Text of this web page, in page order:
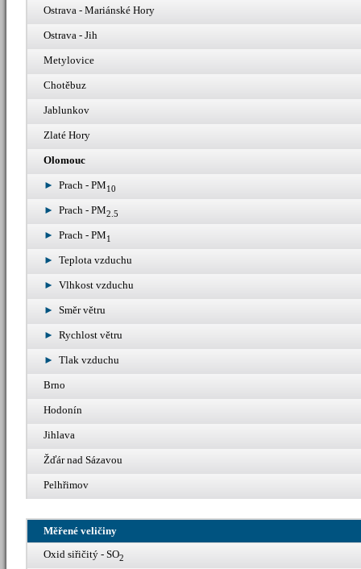
Ostrava - Mariánské Hory
Ostrava - Jih
Metylovice
Chotěbuz
Jablunkov
Zlaté Hory
Olomouc
Prach - PM10
Prach - PM2.5
Prach - PM1
Teplota vzduchu
Vlhkost vzduchu
Směr větru
Rychlost větru
Tlak vzduchu
Brno
Hodonín
Jihlava
Žďár nad Sázavou
Pelhřimov
Měřené veličiny
Oxid siřičitý - SO2